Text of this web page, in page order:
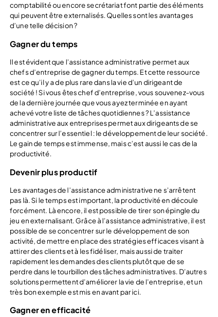
comptabilité ou encore secrétariat font partie des éléments
qui peuvent être externalisés. Quelles sont les avantages
d’une telle décision ?
Gagner du temps
Il est évident que l’assistance administrative permet aux
chefs d’entreprise de gagner du temps. Et cette ressource
est ce qu’il y a de plus rare dans la vie d’un dirigeant de
société ! Si vous êtes chef d’entreprise, vous souvenez-vous
de la dernière journée que vous ayez terminée en ayant
achevé votre liste de tâches quotidiennes ? L’assistance
administrative aux entreprises permet aux dirigeants de se
concentrer sur l’essentiel : le développement de leur société.
Le gain de temps est immense, mais c’est aussi le cas de la
productivité.
Devenir plus productif
Les avantages de l’assistance administrative ne s’arrêtent
pas là. Si le temps est important, la productivité en découle
forcément. Là encore, il est possible de tirer son épingle du
jeu en externalisant. Grâce à l’assistance administrative, il est
possible de se concentrer sur le développement de son
activité, de mettre en place des stratégies efficaces visant à
attirer des clients et à les fidéliser, mais aussi de traiter
rapidement les demandes des clients plutôt que de se
perdre dans le tourbillon des tâches administratives. D’autres
solutions permettent d’améliorer la vie de l’entreprise, et un
très bon exemple est mis en avant par ici.
Gagner en efficacité